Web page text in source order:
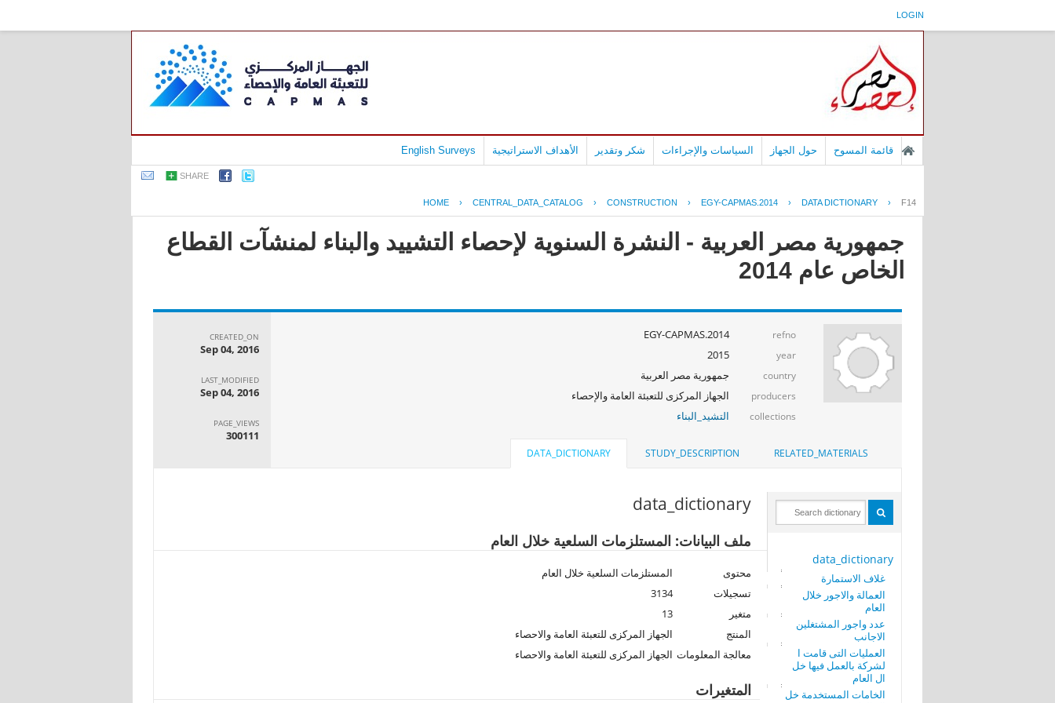
LOGIN
قائمة المسوح حول الجهاز السياسات والإجراءات شكر وتقدير الأهداف الاستراتيجية English Surveys
SHARE
HOME › CENTRAL_DATA_CATALOG › CONSTRUCTION › EGY-CAPMAS.2014 › DATA DICTIONARY › F14
جمهورية مصر العربية - النشرة السنوية لإحصاء التشييد والبناء لمنشآت القطاع
الخاص عام 2014
refno
EGY-CAPMAS.2014
year
2015
country جمهورية مصر العربية
producers الجهاز المركزى للتعبئة العامة والإحصاء
collections التشيد_البناء
CREATED_ON
Sep 04, 2016
LAST_MODIFIED
Sep 04, 2016
PAGE_VIEWS
300111
RELATED_MATERIALS
STUDY_DESCRIPTION
DATA_DICTIONARY
data_dictionary
غلاف الاستمارة
العمالة والاجور خلال
العام
عدد واجور المشتغلين
الاجانب
العمليات التى قامت ا
لشركة بالعمل فيها خل
ال العام
الخامات المستخدمة خل
data_dictionary
ملف البيانات: المستلزمات السلعية خلال العام
محتوى
المستلزمات السلعية خلال العام
تسجيلات
3134
متغير
13
المنتج
الجهاز المركزى للتعبئة العامة والاحصاء
معالجة المعلومات الجهاز المركزى للتعبئة العامة والاحصاء
المتغيرات